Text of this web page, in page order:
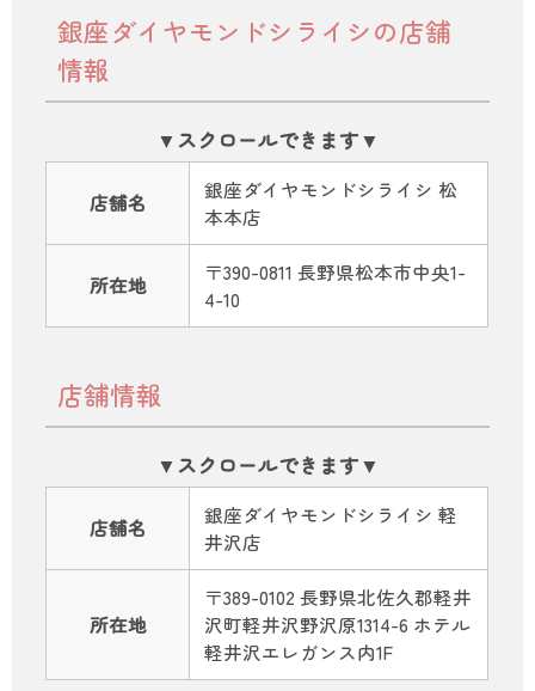
銀座ダイヤモンドシライシの店舗
情報
店舗名
銀座ダイヤモンドシライシ 松
本本店
所在地
〒390-0811 長野県松本市中央1-
4-10
店舗情報
店舗名
銀座ダイヤモンドシライシ 軽
井沢店
所在地
〒389-0102 長野県北佐久郡軽井
沢町軽井沢野沢原1314-6 ホテル
軽井沢エレガンス内1F